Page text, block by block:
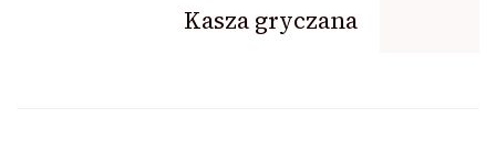
Kasza gryczana